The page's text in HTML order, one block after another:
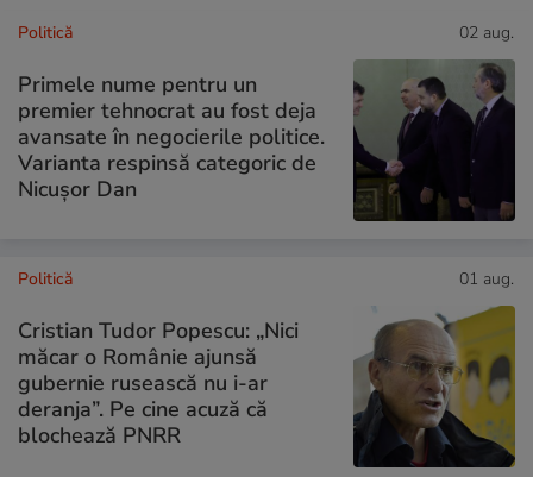
Politică 02 aug.
Primele nume pentru un
premier tehnocrat au fost deja
avansate în negocierile politice.
Varianta respinsă categoric de
Nicușor Dan
Politică 01 aug.
Cristian Tudor Popescu: „Nici
măcar o Românie ajunsă
gubernie rusească nu i-ar
deranja”. Pe cine acuză că
blochează PNRR